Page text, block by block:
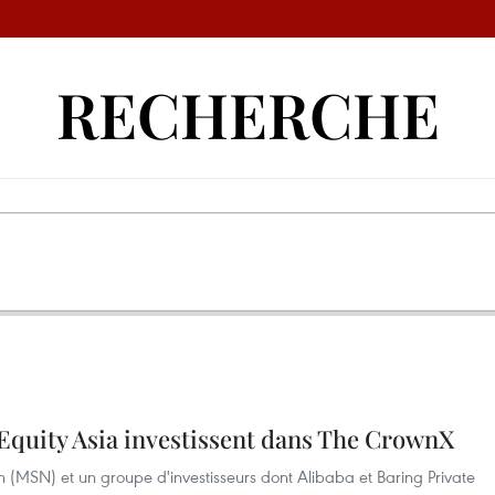
RECHERCHE
Asia investissent dans The CrownX
et un groupe d'investisseurs dont Alibaba et Baring Private